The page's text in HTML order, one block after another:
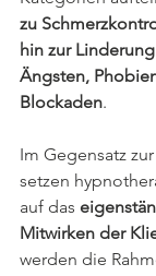
zu
hin zur
Ängsten,
Blockaden.
Im Gegensatz
setzen
auf das
Mitwirken der
werden die